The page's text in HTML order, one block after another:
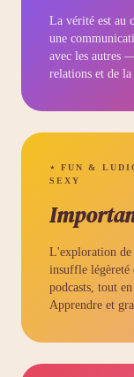
La vérité est au
une
avec les autres
relations et de la
⋆ FUN &
SEXY
L'exploration de
insuffle légèreté
podcasts, tout
Apprendre et